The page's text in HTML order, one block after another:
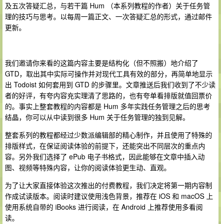
及五次答疑汇总，与若干篇 Hum （本系列教程的作者）关于任务管
理的技巧与思考。以每周一篇正文、一次答疑汇总的形式，通过邮件
更新。
我们邀请你来看的这篇内容主要是结构化（但不照搬）地介绍了
GTD，取出其中实际可操作并对现代工具有效的部分，再简单地显示
出 Todoist 如何套用到 GTD 的步骤里。文章推送后我们收到了不少读
者的好评，有夸内容充实理清了思路的，也有夸单看排版就值回票价
的。事实上整套教程的内容都是 Hum 多年实践任务管理之后的思考
结晶，你可以从中读到很多 Hum 关于任务管理的独到见解。
整套系列的教程都经过少数派编辑部的精心制作，并且使用了特殊的
排版样式，在保证阅读体验的前提下，还能突出不同层次的重点内
容。另外我们选择了 ePub 电子书格式，因此能够在文章中插入动
图、视频等特殊内容，让你的阅读体验更生动、直观。
为了让大家直接体验这次推出的付费教程，我们决定将第一期内容制
作成试读版本。阅读时建议使用浅色背景，推荐在 iOS 和 macOS 上
使用系统自带的 iBooks 进行阅读，在 Android 上推荐使用多看阅
读。